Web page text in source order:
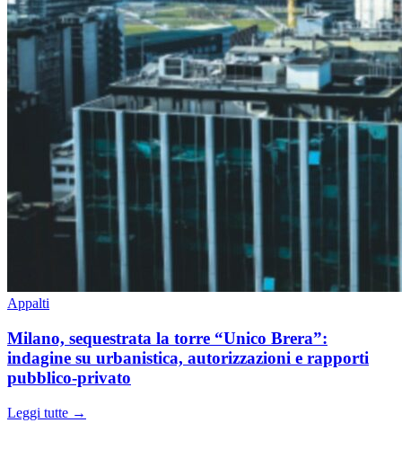
Appalti
Milano, sequestrata la torre “Unico Brera”:
indagine su urbanistica, autorizzazioni e rapporti
pubblico-privato
Leggi tutte →